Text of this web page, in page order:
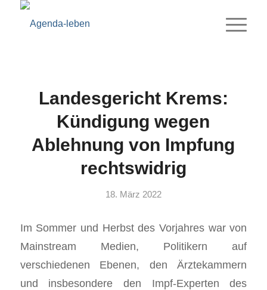
Landesgericht Krems:
Kündigung wegen
Ablehnung von Impfung
rechtswidrig
18. März 2022
Im Sommer und Herbst des Vorjahres war von
Mainstream Medien, Politikern auf
verschiedenen Ebenen, den Ärztekammern
und insbesondere den Impf-Experten des